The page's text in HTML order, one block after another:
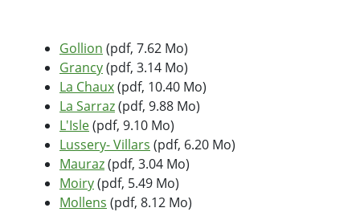
Gollion (pdf, 7.62 Mo)
Grancy(pdf, 3.14 Mo)
La Chaux(pdf, 10.40 Mo)
La Sarraz(pdf, 9.88 Mo)
L'Isle(pdf, 9.10 Mo)
Lussery- Villars (pdf, 6.20 Mo)
Mauraz(pdf, 3.04 Mo)
Moiry(pdf, 5.49 Mo)
Mollens (pdf, 8.12 Mo)